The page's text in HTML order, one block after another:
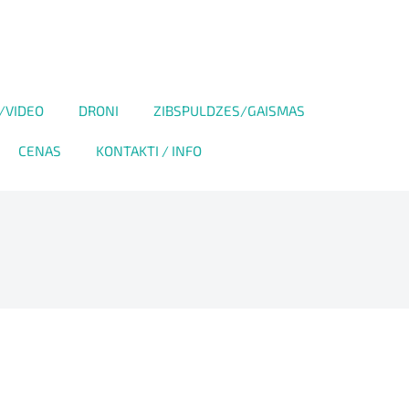
VIDEO DRONI ZIBSPULDZES/GAISMAS
CENAS KONTAKTI / INFO